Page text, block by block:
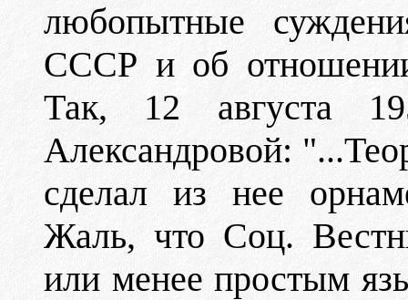
любопытные
СССР и об
Так, 12 августа
Александровой:
сделал из нее
Жаль, что Соц.
или менее простым